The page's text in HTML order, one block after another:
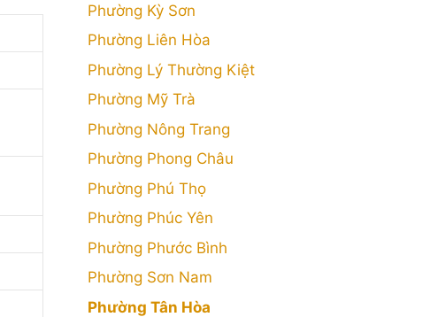
Phường Kỳ Sơn
Phường Liên Hòa
Phường Lý Thường Kiệt
Phường Mỹ Trà
Phường Nông Trang
Phường Phong Châu
Phường Phú Thọ
Phường Phúc Yên
Phường Phước Bình
Phường Sơn Nam
Phường Tân Hòa